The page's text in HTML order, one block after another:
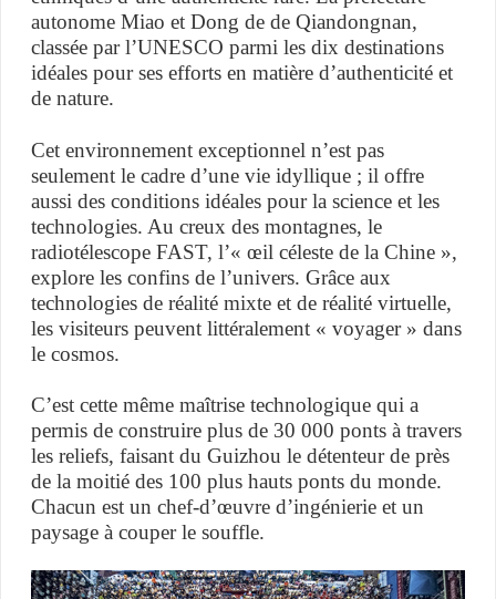
autonome Miao et Dong de de Qiandongnan,
classée par l’UNESCO parmi les dix destinations
idéales pour ses efforts en matière d’authenticité et
de nature.
Cet environnement exceptionnel n’est pas
seulement le cadre d’une vie idyllique ; il offre
aussi des conditions idéales pour la science et les
technologies. Au creux des montagnes, le
radiotélescope FAST, l’« œil céleste de la Chine »,
explore les confins de l’univers. Grâce aux
technologies de réalité mixte et de réalité virtuelle,
les visiteurs peuvent littéralement « voyager » dans
le cosmos.
C’est cette même maîtrise technologique qui a
permis de construire plus de 30 000 ponts à travers
les reliefs, faisant du Guizhou le détenteur de près
de la moitié des 100 plus hauts ponts du monde.
Chacun est un chef-d’œuvre d’ingénierie et un
paysage à couper le souffle.